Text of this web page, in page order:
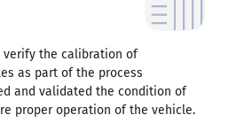
verify the calibration of
as part of the process
and validated the condition of
proper operation of the vehicle.